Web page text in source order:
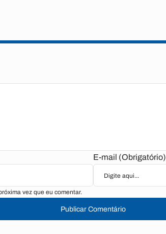
E-mail (Obrigatório)
vez que eu comentar.
Publicar Comentário